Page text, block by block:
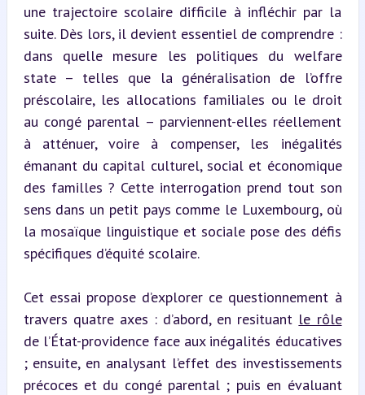
une trajectoire scolaire difficile à infléchir par la
suite. Dès lors, il devient essentiel de comprendre :
dans quelle mesure les politiques du welfare
state – telles que la généralisation de l’offre
préscolaire, les allocations familiales ou le droit
au congé parental – parviennent-elles réellement
à atténuer, voire à compenser, les inégalités
émanant du capital culturel, social et économique
des familles ? Cette interrogation prend tout son
sens dans un petit pays comme le Luxembourg, où
la mosaïque linguistique et sociale pose des défis
spécifiques d’équité scolaire.
Cet essai propose d’explorer ce questionnement à
travers quatre axes : d’abord, en resituant le rôle
de l’État-providence face aux inégalités éducatives
; ensuite, en analysant l’effet des investissements
précoces et du congé parental ; puis en évaluant